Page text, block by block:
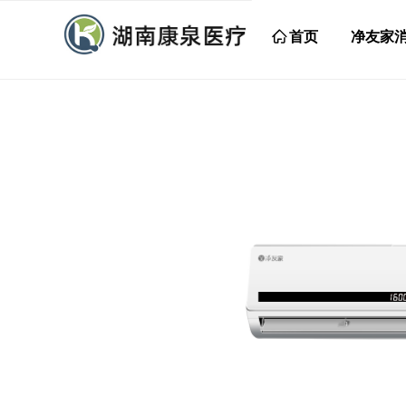
ꀇ 首页 净友家